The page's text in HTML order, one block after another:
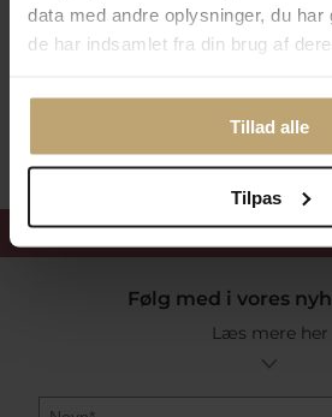
data med andre oplysninger, du har
de har indsamlet fra din brug af
Tillad alle
Tilpas
Betalingsmuligheder
Sikker Og Tryg E-Handel
Få 15%
Følg med i vores
Læs mere her